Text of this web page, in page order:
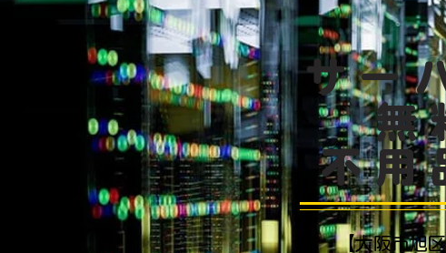
サー
無
不用
【大阪市旭